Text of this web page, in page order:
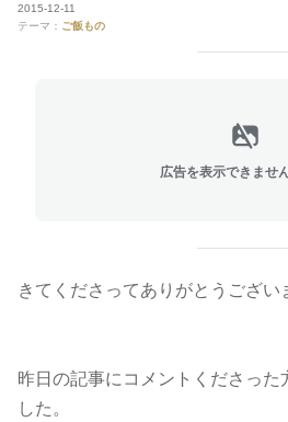
2015-12-11
テーマ： ご飯もの
広告を表示できませ
きてくださってありがとうござい
昨日の記事にコメントくださった
した。